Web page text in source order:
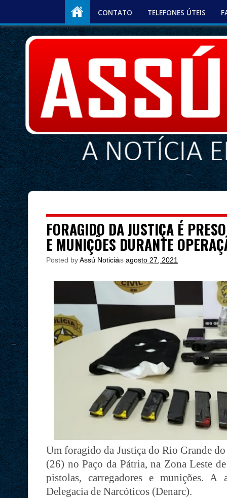
CONTATO TELEFONES ÚTEIS
FORAGIDO DA JUSTIÇA É
E MUNIÇÕES DURANTE
Posted byAssú Noticia
às agosto 27, 2021
Um foragido da Justiça do Rio Grande
(26) no Paço da Pátria, na Zona Leste
pistolas, carregadores e munições.
Delegacia de Narcóticos (Denarc).